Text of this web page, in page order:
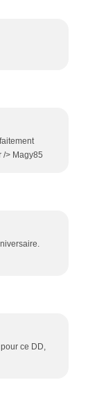
/> Magy85
ce DD,